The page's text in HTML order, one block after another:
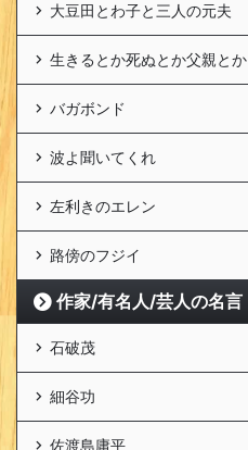
大豆田とわ子と三人の元夫
生きるとか死ぬとか父親とか
バガボンド
波よ聞いてくれ
左利きのエレン
路傍のフジイ
作家/有名人/芸人の名言
石破茂
細谷功
佐渡島庸平